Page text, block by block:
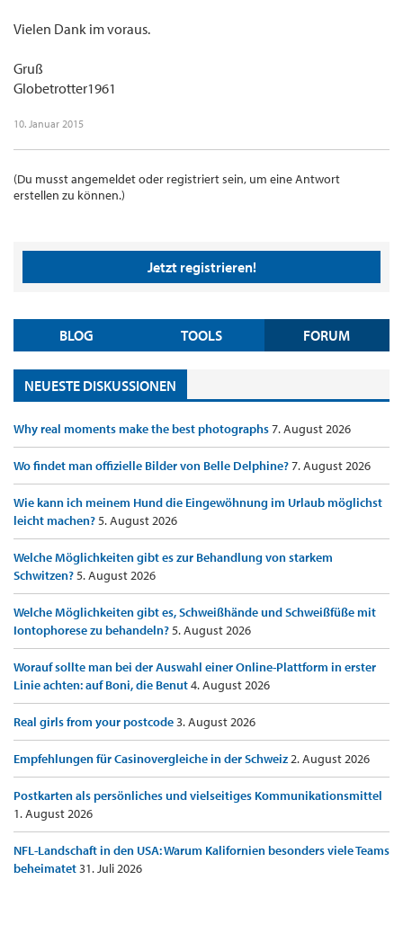
Vielen Dank im voraus.
Gruß
Globetrotter1961
10. Januar 2015
(Du musst angemeldet oder registriert sein, um eine Antwort
erstellen zu können.)
Jetzt registrieren!
BLOG TOOLS FORUM
NEUESTE DISKUSSIONEN
Why real moments make the best photographs7. August 2026
Wo findet man offizielle Bilder von Belle Delphine?7. August 2026
Wie kann ich meinem Hund die Eingewöhnung im Urlaub möglichst
leicht machen?5. August 2026
Welche Möglichkeiten gibt es zur Behandlung von starkem
Schwitzen?5. August 2026
Welche Möglichkeiten gibt es, Schweißhände und Schweißfüße mit
Iontophorese zu behandeln?5. August 2026
Worauf sollte man bei der Auswahl einer Online-Plattform in erster
Linie achten: auf Boni, die Benut4. August 2026
Real girls from your postcode3. August 2026
Empfehlungen für Casinovergleiche in der Schweiz2. August 2026
Postkarten als persönliches und vielseitiges Kommunikationsmittel
1. August 2026
NFL-Landschaft in den USA: Warum Kalifornien besonders viele Teams
beheimatet31. Juli 2026